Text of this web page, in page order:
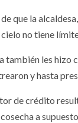
que la
no tiene
también les hizo
y hasta
de crédito
a